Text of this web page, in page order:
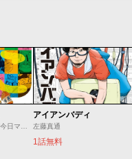
有永イネ/大川ぶくぶ/今日マチ子/黒田硫黄/コンノトヒロ/櫻井エネルギー/桜井のりお/左藤真通/市丸いろは/真造圭伍/高浜寛/竹内佐千子/たむらあやこ/土塚理弘/中川いさみ/ひぐちにちほ/深谷ほる/藤沢カミヤ/松本救助/やまだないと/横山キムチ/はらだ
アイアンバディ
左藤真通
1話無料